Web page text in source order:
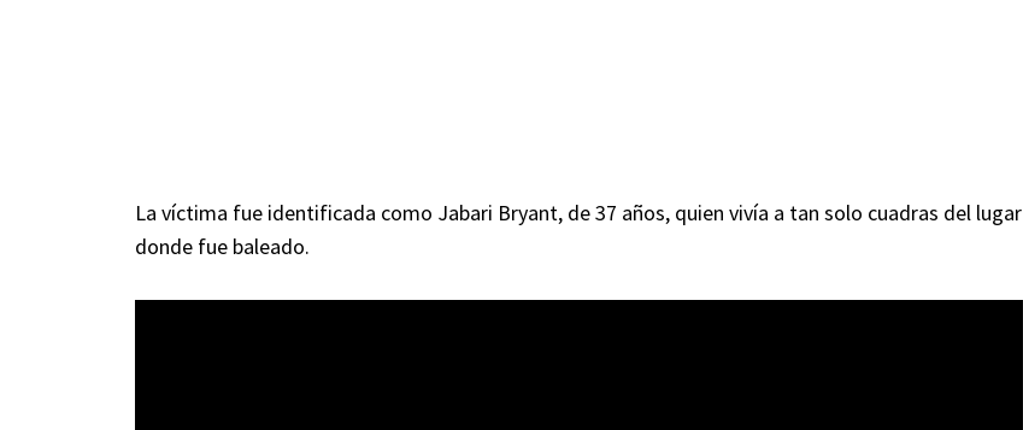
La víctima fue identificada como Jabari Bryant, de 37 años, quien vivía a tan solo cuadras del lugar
donde fue baleado.